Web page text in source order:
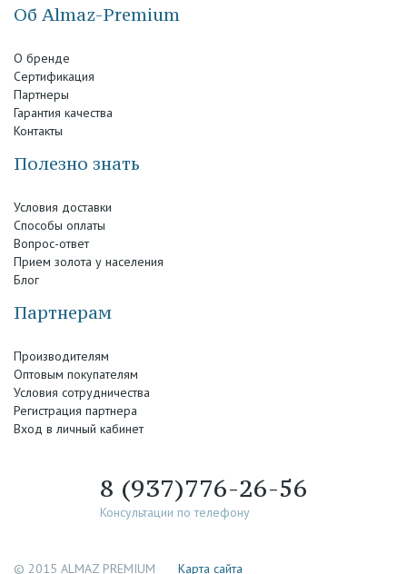
Об Almaz-Premium
О бренде
Сертификация
Партнеры
Гарантия качества
Контакты
Полезно знать
Условия доставки
Способы оплаты
Вопрос-ответ
Прием золота у населения
Блог
Партнерам
Производителям
Оптовым покупателям
Условия сотрудничества
Регистрация партнера
Вход в личный кабинет
8 (937)776-26-56
Консультации по телефону
© 2015 ALMAZ PREMIUM Каpта сайта